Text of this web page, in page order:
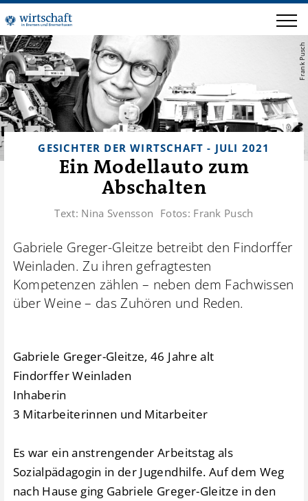
Frank Pusch
GESICHTER DER WIRTSCHAFT - JULI 2021
Ein Modellauto zum
Abschalten
Text: Nina Svensson Fotos: Frank Pusch
Gabriele Greger-Gleitze betreibt den Findorffer
Weinladen. Zu ihren gefragtesten
Kompetenzen zählen – neben dem Fachwissen
über Weine – das Zuhören und Reden.
Gabriele Greger-Gleitze, 46 Jahre alt
Findorffer Weinladen
Inhaberin
3 Mitarbeiterinnen und Mitarbeiter
Es war ein anstrengender Arbeitstag als
Sozialpädagogin in der Jugendhilfe. Auf dem Weg
nach Hause ging Gabriele Greger-Gleitze in den